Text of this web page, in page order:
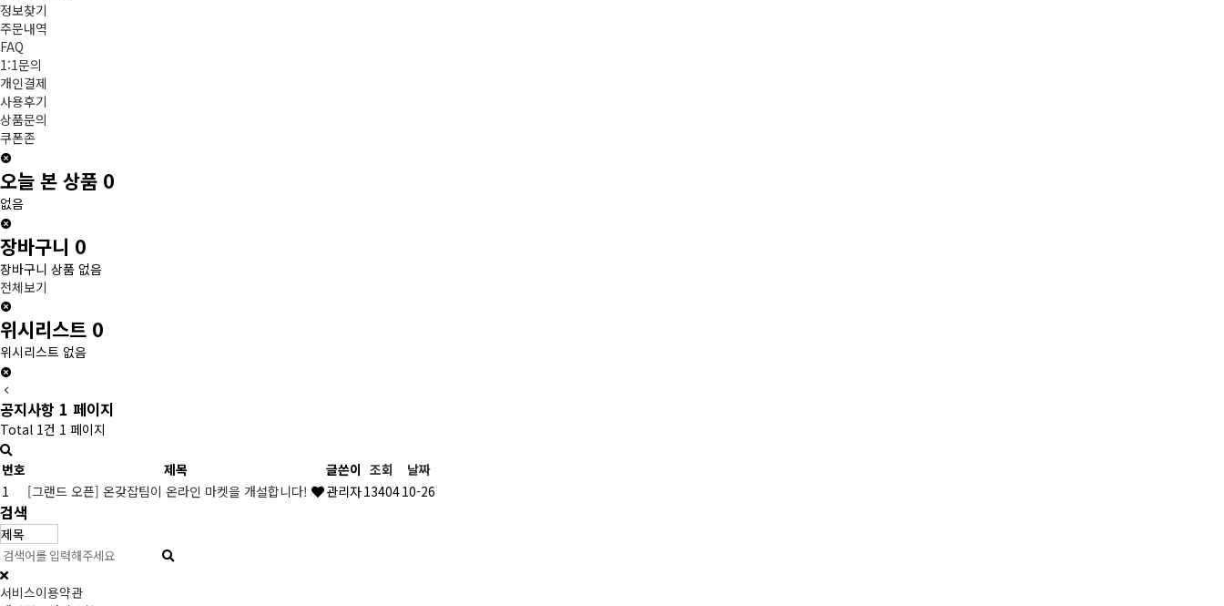
정보찾기
주문내역
FAQ
1:1문의
개인결제
사용후기
상품문의
쿠폰존
오늘 본 상품 0
없음
장바구니 0
장바구니 상품 없음
전체보기
위시리스트 0
위시리스트 없음
공지사항 1 페이지
Total 1건 1 페이지
번호 제목 글쓴이 조회
날짜
1
[그랜드 오픈] 온갖잡팀이 온라인 마켓을 개설합니다! 관리자1340410-26
검색
서비스이용약관